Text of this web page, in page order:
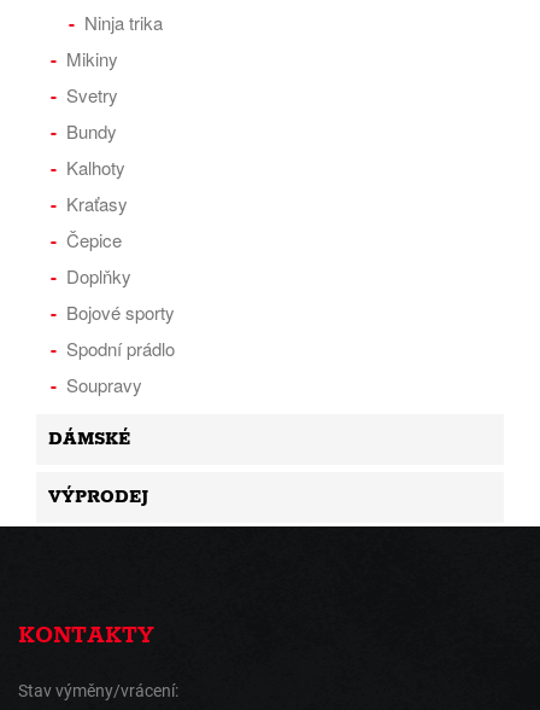
Ninja trika
Mikiny
Svetry
Bundy
Kalhoty
Kraťasy
Čepice
Doplňky
Bojové sporty
Spodní prádlo
Soupravy
DÁMSKÉ
VÝPRODEJ
KONTAKTY
Stav výměny/vrácení: